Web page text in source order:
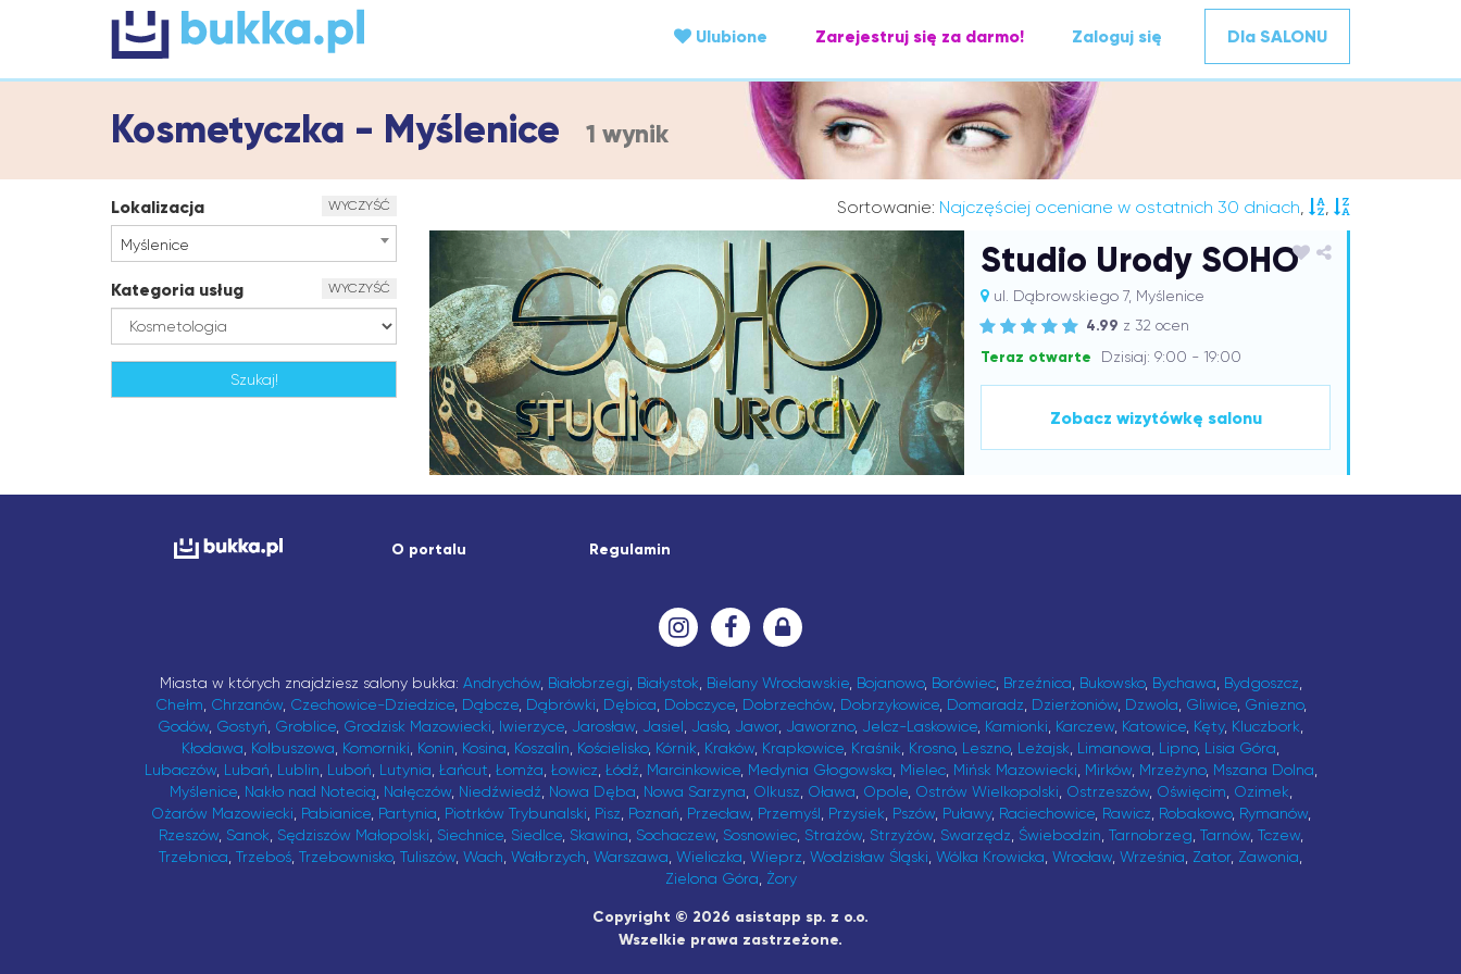
Ulubione Zarejestruj się za darmo! Zaloguj się Dla SALONU
Kosmetyczka - Myślenice 1 wynik
Lokalizacja WYCZYŚĆ
Myślenice
Kategoria usług WYCZYŚĆ
Sortowanie: Najczęściej oceniane w ostatnich 30 dniach, ,
Studio Urody SOHO
ul. Dąbrowskiego 7, Myślenice
4.99 z 32 ocen
Teraz otwarte Dzisiaj: 9:00 - 19:00
Zobacz wizytówkę salonu
O portalu Regulamin
Miasta w których znajdziesz salony bukka: Andrychów, Białobrzegi Białystok Bielany Wrocławskie, Bojanowo, Borówiec, Brzeźnica Bukowsko, Bychawa Bydgoszcz
Chełm Chrzanów, Czechowice-Dziedzice, Dąbcze, Dąbrówki Dębica Dobczyce, Dobrzechów, Dobrzykowice, Domaradz Dzierżoniów, Dzwola Gliwice, Gniezno,
Godów Gostyń Groblice Grodzisk Mazowiecki Iwierzyce Jarosław Jasiel Jasło, Jawor Jaworzno, Jelcz-Laskowice Kamionki Karczew Katowice Kęty, Kluczbork
Kłodawa Kolbuszowa Komorniki Konin Kosina Koszalin Kościelisko, Kórnik Kraków Krapkowice Kraśnik Krosno, Leszno, Leżajsk Limanowa Lipno, Lisia Góra
Lubaczów, Lubań Lublin Luboń Lutynia Łańcut Łomża Łowicz Łódź Marcinkowice, Medynia Głogowska Mielec, Mińsk Mazowiecki Mirków, Mrzeżyno, Mszana Dolna
Myślenice, Nakło nad Notecią Nałęczów, Niedźwiedź Nowa Dęba Nowa Sarzyna Olkusz Oława Opole, Ostrów Wielkopolski Ostrzeszów, Oświęcim Ozimek
Ożarów Mazowiecki Pabianice, Partynia Piotrków Trybunalski Pisz Poznań Przecław, Przemyśl Przysiek Pszów, Puławy, Raciechowice, Rawicz Robakowo, Rymanów,
Rzeszów, Sanok Sędziszów Małopolski Siechnice, Siedlce, Skawina Sochaczew, Sosnowiec, Strażów, Strzyżów, Swarzędz Świebodzin Tarnobrzeg Tarnów, Tczew,
Trzebnica Trzeboś Trzebownisko, Tuliszów Wach Wałbrzych Warszawa Wieliczka Wieprz Wodzisław Śląski Wólka Krowicka Wrocław Września Zator Zawonia
Zielona Góra Żory
Copyright © 2026 asistapp sp. z o.o.
Wszelkie prawa zastrzeżone.